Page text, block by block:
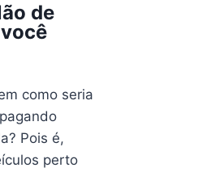
de
como seria
Pois é,
perto